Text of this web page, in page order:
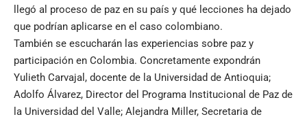
llegó al proceso de paz en su país y qué lecciones ha dejado
que podrían aplicarse en el caso colombiano.
También se escucharán las experiencias sobre paz y
participación en Colombia. Concretamente expondrán
Yulieth Carvajal, docente de la Universidad de Antioquia;
Adolfo Álvarez, Director del Programa Institucional de Paz de
la Universidad del Valle; Alejandra Miller, Secretaria de